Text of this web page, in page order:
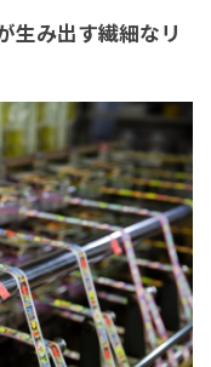
生み出す繊細なリ